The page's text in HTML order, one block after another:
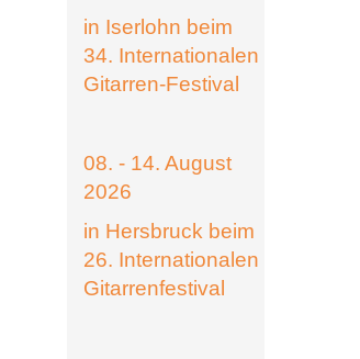
in Iserlohn beim
34. Internationalen
Gitarren-Festival
08. - 14. August
2026
in Hersbruck beim
26. Internationalen
Gitarrenfestival